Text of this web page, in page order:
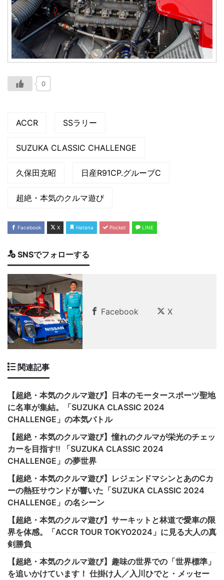
0
ACCR SSラリー
SUZUKA CLASSIC CHALLENGE
久保田克昭 日産R91CP.グループC
超絶・本気のクルマ遊び
Facebook X Hatena Pocket LINE
SNSでフォローする
Facebook X
関連記事
【超絶・本気のクルマ遊び】日本のモータースポーツ聖地
に名車が集結。「SUZUKA CLASSIC 2024
CHALLENGE」の本気バトル
【超絶・本気のクルマ遊び】憧れのクルマが栄光のチェッ
カーを目指す!! 「SUZUKA CLASSIC 2024
CHALLENGE」の夢世界
【超絶・本気のクルマ遊び】レジェンドマシンとあのCカ
ーの熱狂サウンドが響いた「SUZUKA CLASSIC 2024
CHALLENGE」の名シーン
【超絶・本気のクルマ遊び】サーキットと林道で愛車の限
界を体感。「ACCR TOUR TOKYO2024」に見る大人の真
剣勝負
【超絶・本気のクルマ遊び】趣味の世界での「世界標準」
を追いかけています！ 仕掛け人／入川ひでと・メッセー